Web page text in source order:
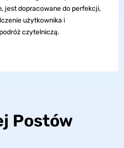
jest dopracowane do perfekcji,
użytkownika i
czytelniczą.
Postów